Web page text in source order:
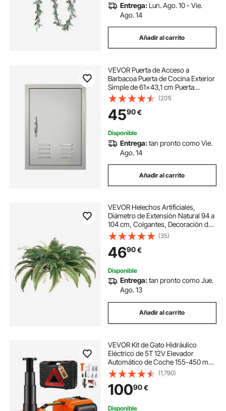
Entrega: Lun. Ago. 10 - Vie.
Ago. 14
Añadir al carrito
VEVOR Puerta de Acceso a
Barbacoa Puerta de Cocina Exterior
Simple de 61x43,1 cm Puerta
Empotrada de Acero Inoxidable con
Manija Empotrada para Isla de
Barbacoa, Estación de Parrilla,
Armario Exterior
(201)
4590€
Disponible
Entrega:tan pronto como Vie.
Ago. 14
Añadir al carrito
VEVOR Helechos Artificiales,
Diámetro de Extensión Natural 94 a
104 cm, Colgantes, Decoración de
Pared Resistente a la Luz Solar con
80 Ramas y Maceta, para el Hogar,
la Oficina y el Exterior
(35)
4690€
Disponible
Entrega:tan pronto como Jue.
Ago. 13
Añadir al carrito
VEVOR Kit de Gato Hidráulico
Eléctrico de 5T 12V Elevador
Automático de Coche 155-450 mm
Gato Elevador con Llave de Impacto
Luz LED Inflador de Neumáticos
para Carretera SUV Sedán o
Cualquier Vehículo
(1,790)
10090€
Disponible